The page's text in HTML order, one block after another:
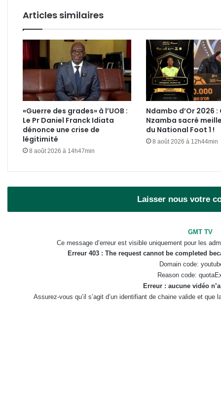
Articles similaires
«Guerre des grades» à l’UOB :
Le Pr Daniel Franck Idiata
dénonce une crise de
légitimité
8 août 2026 à 14h47min
Ndambo d’Or 2026 :
Nzamba sacré
du National Foot 1 !
8 août 2026 à 12h44min
Laisser nous votre
GMT TV
Ce message d’erreur est visible uniquement pour les
Erreur 403 : The request cannot be completed
Domain code:
Reason code:
Erreur : aucune vidéo
Assurez-vous qu’il s’agit d’un identifiant de chaine valide et